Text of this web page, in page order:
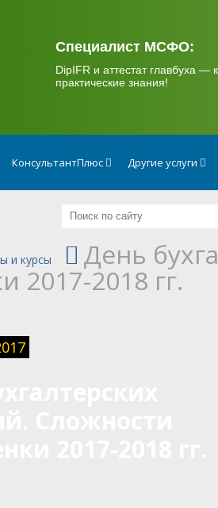
Специалист МСФО:
DipIFR и аттестат главбуха —
практические знания!
КонсультантПлюс Другие услуги
и курсы День
2017-2018 гг.